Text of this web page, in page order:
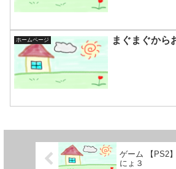
ホームページ まぐまぐから
ゲーム 【PS2
にょ３